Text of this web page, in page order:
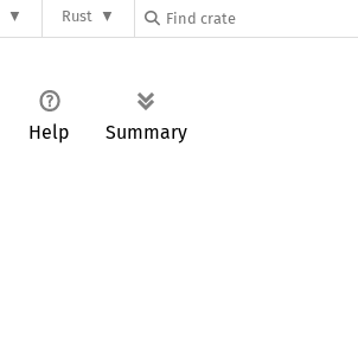
Rust
Help Summary